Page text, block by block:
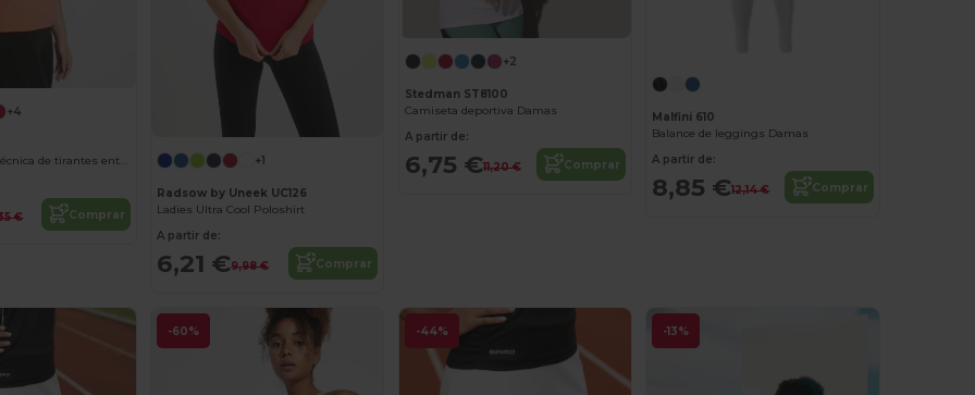
+4
AIDA Camiseta técnica de tirantes entallada transpirable
€ Comprar
+1
Radsow by Uneek UC126
Ladies Ultra Cool Poloshirt
A partir de:
6,21 €9,98 € Comprar
+2
Stedman ST8100
Camiseta deportiva Damas
A partir de:
6,75 €11,20 € Comprar
Malfini 610
Balance de leggings Damas
A partir de:
8,85 €12,14 € Comprar
-60% -44% -13%